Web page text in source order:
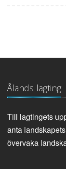
Ålands lagting
Till lagtingets
anta
övervaka